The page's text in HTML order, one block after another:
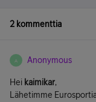
2 kommenttia
A Anonymous
Hei kaimikar,
Lähetimme